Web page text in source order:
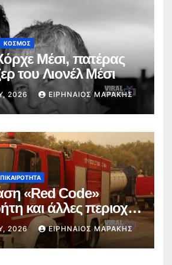
ΚΟΣΜΟΣ
Μέσι, πατέρας
του Λιονέλ Μέσι
2026 ΕΙΡΗΝΑΊΟΣ ΜΑΡΆΚΗΣ
«Red Code»
και άλλες περιοχές
9 Αυγούστου λόγω
κινδύνου
2026 ΕΙΡΗΝΑΊΟΣ ΜΑΡΆΚΗΣ